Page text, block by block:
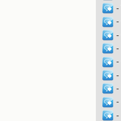
-
-
-
-
-
-
-
-
-